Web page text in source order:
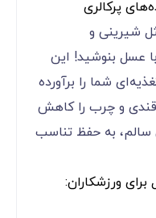
شیرینی و
عسل بنوشید! این
شما را برآورده
و چرب را کاهش
سالم، به حفظ تناسب
ورزشکاران: